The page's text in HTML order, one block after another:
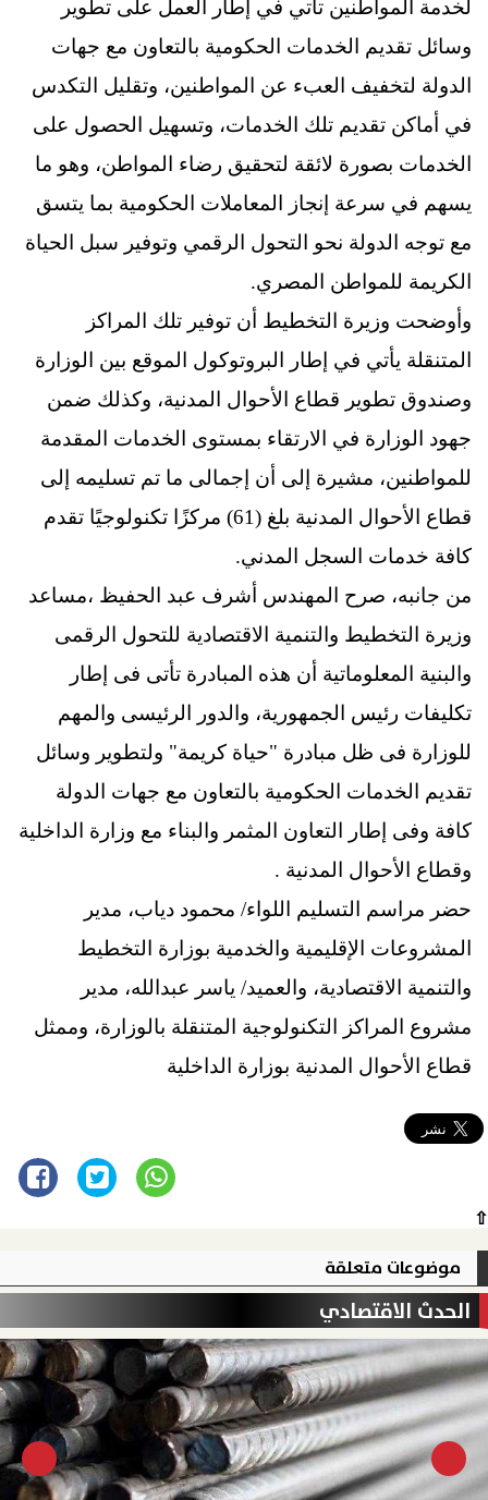
لخدمة المواطنين تأتي في إطار العمل على تطوير
وسائل تقديم الخدمات الحكومية بالتعاون مع جهات
الدولة لتخفيف العبء عن المواطنين، وتقليل التكدس
في أماكن تقديم تلك الخدمات، وتسهيل الحصول على
الخدمات بصورة لائقة لتحقيق رضاء المواطن، وهو ما
يسهم في سرعة إنجاز المعاملات الحكومية بما يتسق
مع توجه الدولة نحو التحول الرقمي وتوفير سبل الحياة
الكريمة للمواطن المصري.
وأوضحت وزيرة التخطيط أن توفير تلك المراكز
المتنقلة يأتي في إطار البروتوكول الموقع بين الوزارة
وصندوق تطوير قطاع الأحوال المدنية، وكذلك ضمن
جهود الوزارة في الارتقاء بمستوى الخدمات المقدمة
للمواطنين، مشيرة إلى أن إجمالى ما تم تسليمه إلى
قطاع الأحوال المدنية بلغ (61) مركزًا تكنولوجيًا تقدم
كافة خدمات السجل المدني.
من جانبه، صرح المهندس أشرف عبد الحفيظ ،مساعد
وزيرة التخطيط والتنمية الاقتصادية للتحول الرقمى
والبنية المعلوماتية أن هذه المبادرة تأتى فى إطار
تكليفات رئيس الجمهورية، والدور الرئيسى والمهم
للوزارة فى ظل مبادرة "حياة كريمة" ولتطوير وسائل
تقديم الخدمات الحكومية بالتعاون مع جهات الدولة
كافة وفى إطار التعاون المثمر والبناء مع وزارة الداخلية
وقطاع الأحوال المدنية .
حضر مراسم التسليم اللواء/ محمود دياب، مدير
المشروعات الإقليمية والخدمية بوزارة التخطيط
والتنمية الاقتصادية، والعميد/ ياسر عبدالله، مدير
مشروع المراكز التكنولوجية المتنقلة بالوزارة، وممثل
قطاع الأحوال المدنية بوزارة الداخلية
⇧
موضوعات متعلقة
الحدث الاقتصادي